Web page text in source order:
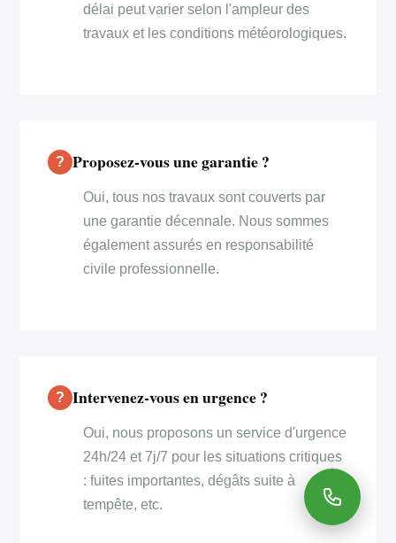
délai peut varier selon l'ampleur des
travaux et les conditions météorologiques.
Proposez-vous une garantie ?
Oui, tous nos travaux sont couverts par
une garantie décennale. Nous sommes
également assurés en responsabilité
civile professionnelle.
Intervenez-vous en urgence ?
Oui, nous proposons un service d'urgence
24h/24 et 7j/7 pour les situations critiques
: fuites importantes, dégâts suite à
tempête, etc.